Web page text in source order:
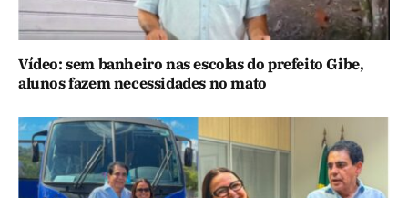
Vídeo: sem banheiro nas escolas do prefeito Gibe,
alunos fazem necessidades no mato